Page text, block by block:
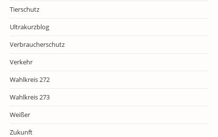
Tierschutz
Ultrakurzblog
Verbraucherschutz
Verkehr
Wahlkreis 272
Wahlkreis 273
Weißer
Zukunft